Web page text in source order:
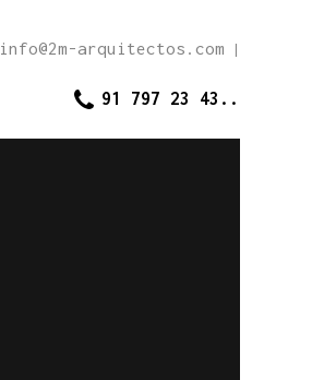
info@2m-arquitectos.com
91 797 23 43..